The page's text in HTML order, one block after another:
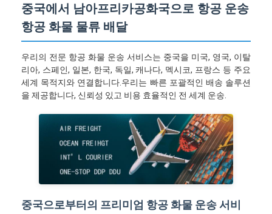
중국에서 남아프리카공화국으로 항공 운송
항공 화물 물류 배달
우리의 전문 항공 화물 운송 서비스는 중국을 미국, 영국, 이탈
리아, 스페인, 일본, 한국, 독일, 캐나다, 멕시코, 프랑스 등 주요
세계 목적지와 연결합니다.우리는 빠른 포괄적인 배송 솔루션
을 제공합니다, 신뢰성 있고 비용 효율적인 전 세계 운송.
중국으로부터의 프리미엄 항공 화물 운송 서비